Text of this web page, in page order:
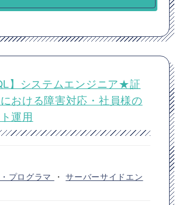
】システムエンジニア★証
おける障害対応・社員様の
運用
プログラマ ・サーバーサイドエン